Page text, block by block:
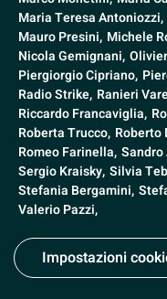
Maria Teresa Antoniozzi,
Mauro Presini, Michele
Nicola Gemignani,
Piergiorgio Cipriano,
Radio Strike, Ranieri
Riccardo Francaviglia,
Roberta Trucco, Roberto
Romeo Farinella, Sandro
Sergio Kraisky, Silvia
Stefania Bergamini,
Valerio Pazzi,
Impostazioni